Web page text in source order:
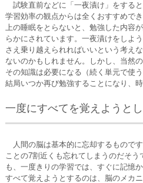
試験直前などに「一夜漬け」をする
学習効率の観点からは全くおすすめで
上の睡眠をとらないと、勉強した内容
らかにされています。一夜漬けをしよ
さえ乗り越えられればいいという考え
ないのかもしれません。しかし、当然
その知識は必要になる（続く単元で使
結局いつか再び勉強することになり、
一度にすべてを覚えようと
人間の脳は基本的に忘却するもので
ことの7割近くも忘れてしまうのだそ
も、一度きりの学習では、すぐに記憶
すべて覚えようとするのは、脳のメカ